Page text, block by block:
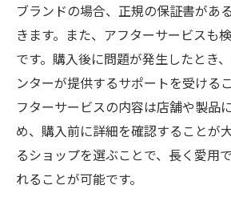
ブランドの場合、正規の保証書があ
きます。また、アフターサービスも
です。購入後に問題が発生したとき
ンターが提供するサポートを受ける
フターサービスの内容は店舗や製品
め、購入前に詳細を確認することが
るショップを選ぶことで、長く愛用
れることが可能です。